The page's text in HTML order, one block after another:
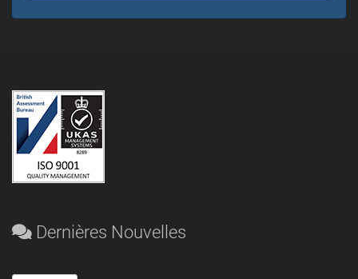
Dernières Nouvelles